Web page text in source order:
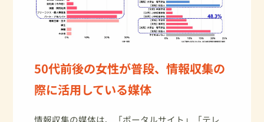
50代前後の女性が普段、情報収集の
際に活用している媒体